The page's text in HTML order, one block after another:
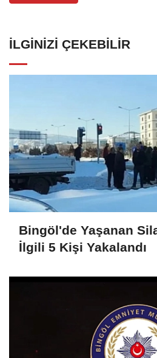
İLGINIZI ÇEKEBILIR
Bingöl'de Yaşanan
İlgili 5 Kişi Yakalandı